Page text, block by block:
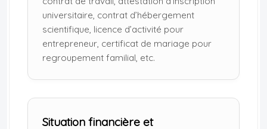
universitaire, contrat d’hébergement
scientifique, licence d’activité pour
entrepreneur, certificat de mariage pour
regroupement familial, etc.
Situation financière et